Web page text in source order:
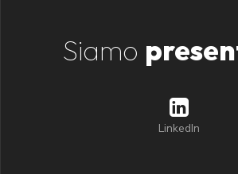
Siamo
LinkedIn